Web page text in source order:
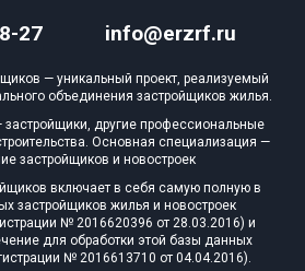
27 info@erzrf.ru
— уникальный проект, реализуемый
объединения застройщиков жилья.
другие профессиональные
Основная специализация —
застройщиков и новостроек
включает в себя самую полную в
застройщиков жилья и новостроек
№ 2016620396 от 28.03.2016) и
для обработки этой базы данных
№ 2016613710 от 04.04.2016).